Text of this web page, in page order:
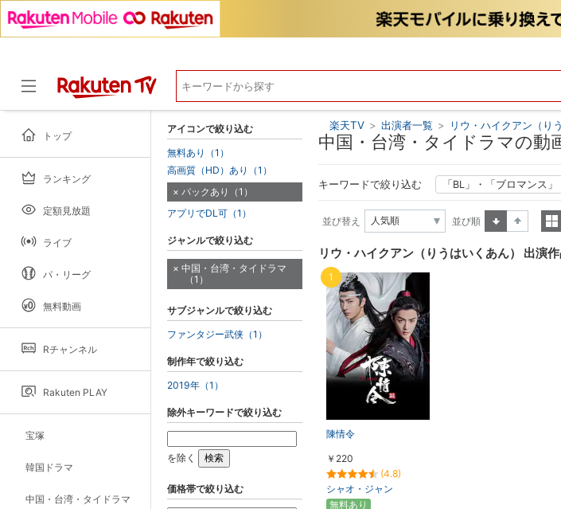
トップ
ランキング
定額見放題
ライブ
パ・リーグ
無料動画
Rチャンネル
Rakuten PLAY
宝塚
韓国ドラマ
中国・台湾・タイドラマ
楽天TV > 出演者一覧 > リウ・ハイクアン（り
中国・台湾・タイドラマの動
キーワードで絞り込む 「BL」・「ブロマンス
並び替え
並び順
表示
リウ・ハイクアン（りうはいくあん） 出演
陳情令
￥220
(4.8)
シャオ・ジャン
1
無料あり
アイコンで絞り込む
無料あり（1）
高画質（HD）あり（1）
パックあり（1）
アプリでDL可（1）
ジャンルで絞り込む
中国・台湾・タイドラマ
（1）
サブジャンルで絞り込む
ファンタジー武侠（1）
制作年で絞り込む
2019年（1）
除外キーワードで絞り込む
を除く
価格帯で絞り込む